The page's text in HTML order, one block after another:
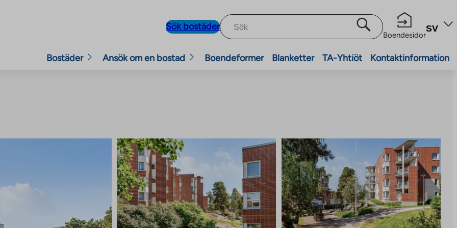
Sök bostäder
Boendesidor
SV
Bostäder Ansök om en bostad Boendeformer Blanketter TA-Yhtiöt Kontaktinformation